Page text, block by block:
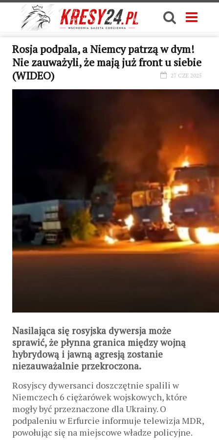
Rosja podpala, a Niemcy patrzą w dym!
Nie zauważyli, że mają już front u siebie
(WIDEO)
27 CZE 2025
Nasilająca się rosyjska dywersja może
sprawić, że płynna granica między wojną
hybrydową i jawną agresją zostanie
niezauważalnie przekroczona.
Rosyjscy dywersanci doszczętnie spalili w
Niemczech 6 ciężarówek wojskowych, które
mogły być przeznaczone dla Ukrainy. O
podpaleniu w Erfurcie informuje telewizja MDR,
powołując się na miejscowe władze policyjne.